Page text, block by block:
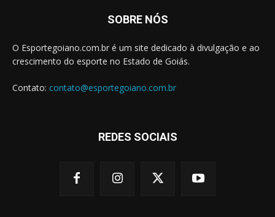
SOBRE NÓS
O Esportegoiano.com.br é um site dedicado à divulgação e ao
crescimento do esporte no Estado de Goiás.
Contato: contato@esportegoiano.com.br
REDES SOCIAIS